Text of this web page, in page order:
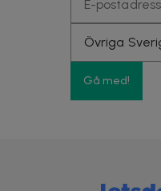
Gå med!